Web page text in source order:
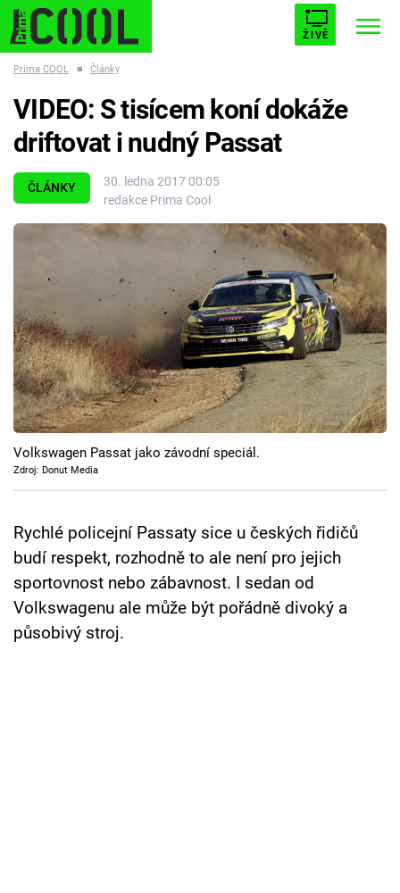
ŽIVĚ
ESCAPE PLNEJ KOTEL AVENGERS 5
Témata
Filmy
Seriály
Hry
Cool Esport
Pořady
Sledujte prima+
Přihlášení
Prima COOL ■ Články
ČLÁNKY
30. ledna 2017 00:05
redakce Prima Cool
VIDEO: S tisícem koní dokáže
driftovat i nudný Passat
Volkswagen Passat jako závodní speciál.
Zdroj: Donut Media
Rychlé policejní Passaty sice u českých řidičů
budí respekt, rozhodně to ale není pro jejich
sportovnost nebo zábavnost. I sedan od
Volkswagenu ale může být pořádně divoký a
působivý stroj.